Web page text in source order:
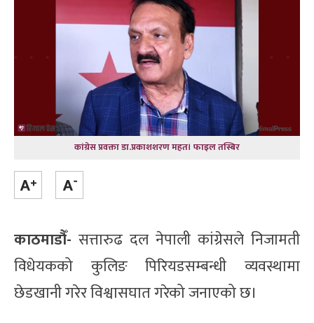
कांग्रेस प्रवक्ता डा.प्रकाशशरण महत। फाइल तस्बिर
काठमाडौँ- सत्तारुढ दल नेपाली कांग्रेसले निजामती
विधेयकको कुलिङ पिरियडसम्बन्धी व्यवस्थामा
छेडखानी गरेर विश्वासघात गरेको जनाएको छ।